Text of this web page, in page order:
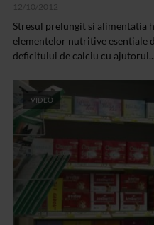
12/10/2012
Stresul prelungit si alimentatia
elementelor nutritive esentiale
deficitului de calciu cu ajutorul...
VIDEO